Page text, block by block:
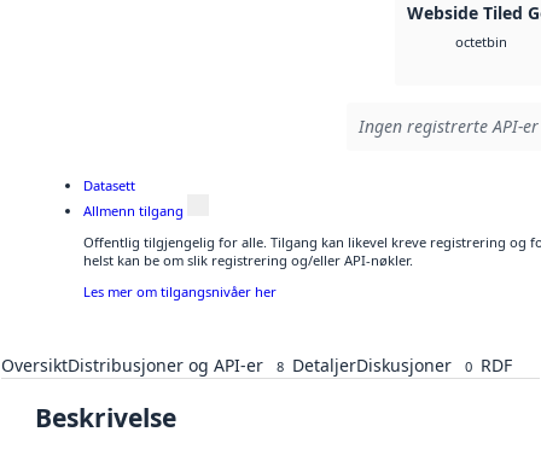
Webside Tiled
octetbin
Ingen registrerte API-
Datasett
Allmenn tilgang
Offentlig tilgjengelig for alle. Tilgang kan likevel kreve registrering og
helst kan be om slik registrering og/eller API-nøkler.
Les mer om tilgangsnivåer her
OversiktDistribusjoner og API-er 8 DetaljerDiskusjoner 0 RDF
Beskrivelse